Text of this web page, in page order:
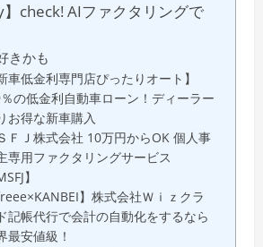
】check! AIファクタリングで
きかも
車低金利専門店ぴったりオート】
の低金利自動車ローン！ディーラー
お得な新車購入
ＦＪ株式会社 10万円からOK 個人事
専用ファクタリングサービス
】
freee×KANBEI】株式会社Ｗｉｚクラ
記帳代行で会計の自動化をするなら
最安値級！